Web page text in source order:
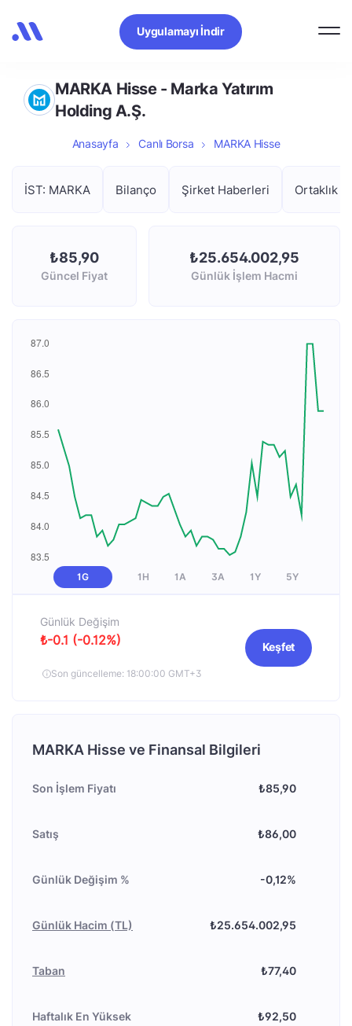
Uygulamayı İndir
MARKA Hisse - Marka Yatırım
Holding A.Ş.
Anasayfa Canlı Borsa MARKA Hisse
İST: MARKA Bilanço Şirket Haberleri Ortaklık
₺85,90
Güncel Fiyat
₺25.654.002,95
Günlük İşlem Hacmi
1G 1H 1A 3A 1Y 5Y
Günlük Değişim
₺-0.1 (-0.12%)
Son güncelleme: 18:00:00 GMT+3
Keşfet
MARKA Hisse ve Finansal Bilgileri
Son İşlem Fiyatı ₺85,90
Satış ₺86,00
Günlük Değişim % -0,12%
Günlük Hacim (TL) ₺25.654.002,95
Taban ₺77,40
Haftalık En Yüksek ₺92,50